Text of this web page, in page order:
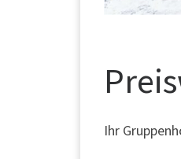
Ihr